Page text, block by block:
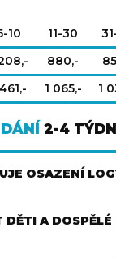
10 11-30
880,-
1 065,- 1
2-4
OSAZENÍ
A